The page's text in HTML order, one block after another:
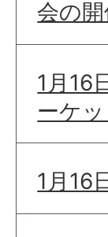
会の開
1月16
ーケ
1月16